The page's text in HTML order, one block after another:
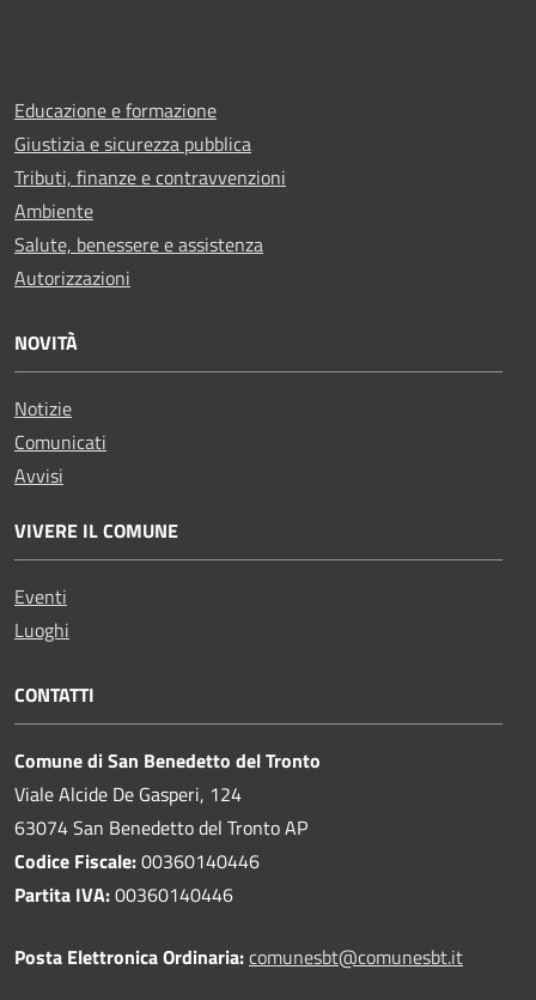
Educazione e formazione
Giustizia e sicurezza pubblica
Tributi, finanze e contravvenzioni
Ambiente
Salute, benessere e assistenza
Autorizzazioni
NOVITÀ
Notizie
Comunicati
Avvisi
VIVERE IL COMUNE
Eventi
Luoghi
CONTATTI
Comune di San Benedetto del Tronto
Viale Alcide De Gasperi, 124
63074 San Benedetto del Tronto AP
Codice Fiscale:00360140446
Partita IVA:00360140446
Posta Elettronica Ordinaria:comunesbt@comunesbt.it